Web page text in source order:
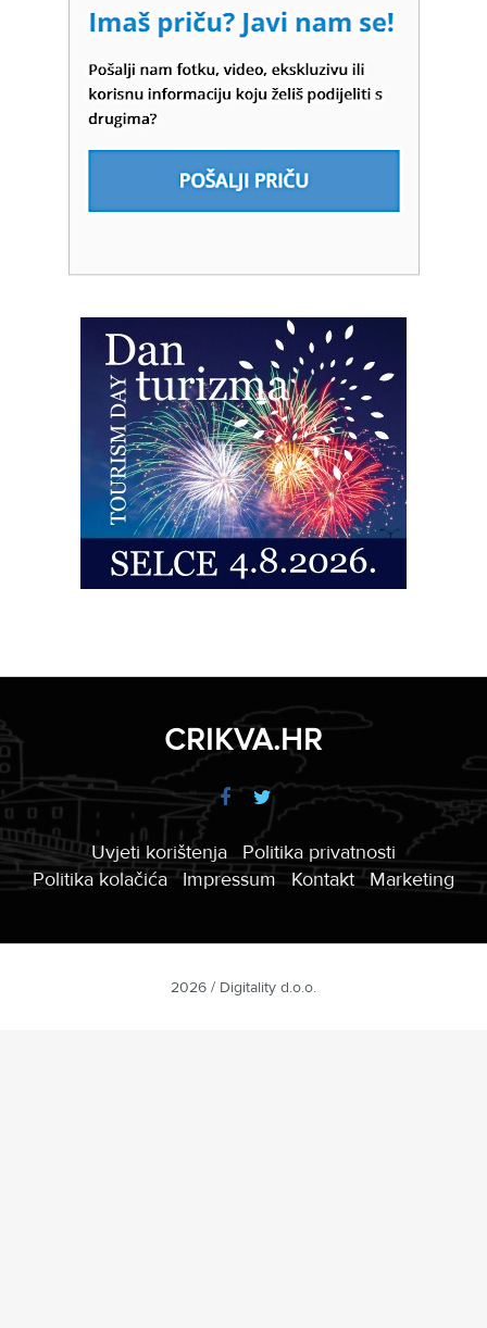
CRIKVA.HR
Uvjeti korištenja
Politika privatnosti
Politika kolačića
Impressum Kontakt Marketing
2026 / Digitality d.o.o.